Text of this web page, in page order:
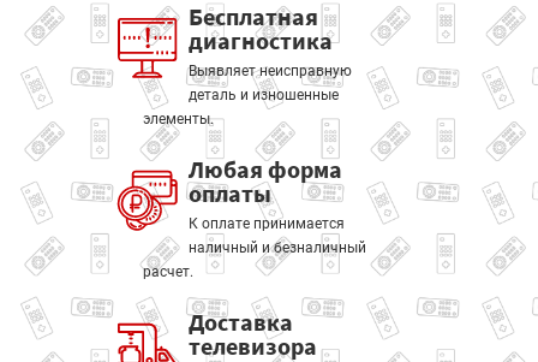
Бесплатная
диагностика
Выявляет неисправную
деталь и изношенные
элементы.
Любая форма
оплаты
К оплате принимается
наличный и безналичный
расчет.
Доставка
телевизора